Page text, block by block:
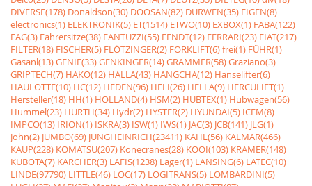
DIVERSE(178) Donaldson(30) DOOSAN(82) DURWEN(35) EIGEN(8)
electronics(1) ELEKTRONIK(5) ET(1514) ETWO(10) EXBOX(1) FABA(122)
FAG(3) Fahrersitze(38) FANTUZZI(55) FENDT(12) FERRARI(23) FIAT(217)
FILTER(18) FISCHER(5) FLÖTZINGER(2) FORKLIFT(6)frei(1) FÜHR(1)
Gasanl(13)GENIE(33)GENKINGER(14)GRAMMER(58)Graziano(3)
GRIPTECH(7) HAKO(12) HALLA(43) HANGCHA(12) Hanselifter(6)
HAULOTTE(10) HC(12) HEDEN(96) HELI(26) HELLA(9) HERCULIFT(1)
Hersteller(18) HH(1) HOLLAND(4) HSM(2) HUBTEX(1) Hubwagen(56)
Hummel(23) HURTH(34) Hydr(2) HYSTER(2) HYUNDAI(5) ICEM(8)
IMPCO(13) IRION(1) ISKRA(3) ISW(1) IWS(1) JAC(3) JCB(141) JLG(1)
John(2) JUMBO(69) JUNGHEINRICH(23411) KAHL(56) KALMAR(466)
KAUP(228) KOMATSU(207) Konecranes(28) KOOI(103) KRAMER(148)
KUBOTA(7) KÃRCHER(3) LAFIS(1238) Lager(1) LANSING(6) LATEC(10)
LINDE(97790) LITTLE(46) LOC(17) LOGITRANS(5) LOMBARDINI(5)